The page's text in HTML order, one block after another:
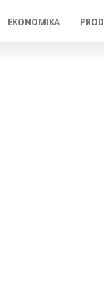
EKONOMIKA